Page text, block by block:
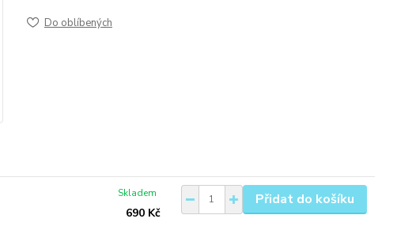
Do oblíbených
690 Kč
Skladem Přidat do košíku